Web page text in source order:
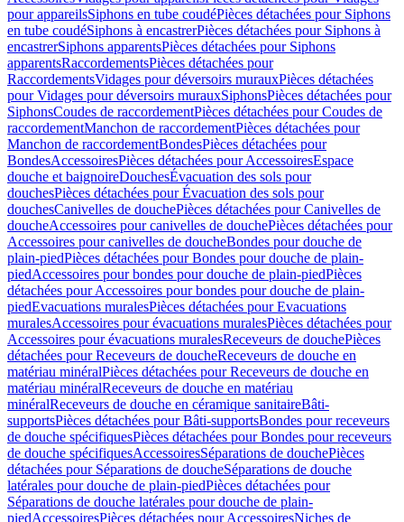
pour appareilsSiphons en tube coudéPièces détachées pour Siphons
en tube coudéSiphons à encastrerPièces détachées pour Siphons à
encastrerSiphons apparentsPièces détachées pour Siphons
apparentsRaccordementsPièces détachées pour
RaccordementsVidages pour déversoirs murauxPièces détachées
pour Vidages pour déversoirs murauxSiphonsPièces détachées pour
SiphonsCoudes de raccordementPièces détachées pour Coudes de
raccordementManchon de raccordementPièces détachées pour
Manchon de raccordementBondesPièces détachées pour
BondesAccessoiresPièces détachées pour AccessoiresEspace
douche et baignoireDouchesÉvacuation des sols pour
douchesPièces détachées pour Évacuation des sols pour
douchesCanivelles de douchePièces détachées pour Canivelles de
doucheAccessoires pour canivelles de douchePièces détachées pour
Accessoires pour canivelles de doucheBondes pour douche de
plain-piedPièces détachées pour Bondes pour douche de plain-
piedAccessoires pour bondes pour douche de plain-piedPièces
détachées pour Accessoires pour bondes pour douche de plain-
piedEvacuations muralesPièces détachées pour Evacuations
muralesAccessoires pour évacuations muralesPièces détachées pour
Accessoires pour évacuations muralesReceveurs de douchePièces
détachées pour Receveurs de doucheReceveurs de douche en
matériau minéralPièces détachées pour Receveurs de douche en
matériau minéralReceveurs de douche en matériau
minéralReceveurs de douche en céramique sanitaireBâti-
supportsPièces détachées pour Bâti-supportsBondes pour receveurs
de douche spécifiquesPièces détachées pour Bondes pour receveurs
de douche spécifiquesAccessoiresSéparations de douchePièces
détachées pour Séparations de doucheSéparations de douche
latérales pour douche de plain-piedPièces détachées pour
Séparations de douche latérales pour douche de plain-
piedAccessoiresPièces détachées pour AccessoiresNiches de